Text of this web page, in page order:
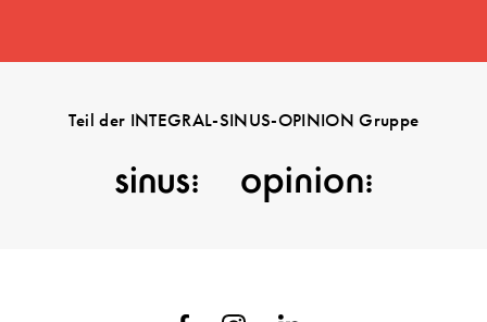
Teil der INTEGRAL-SINUS-OPINION Gruppe